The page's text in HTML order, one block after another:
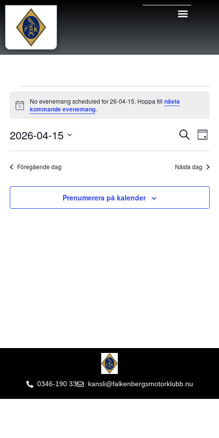
Notis
No evenemang scheduled for 26-04-15. Hoppa till nästa
kommande evenemang.
and
Sök Dag
2026-04-15
datum.
Föregående dag Nästa dag
Prenumerera på kalender
0346-190 33 kansli@falkenbergsmotorklubb.nu